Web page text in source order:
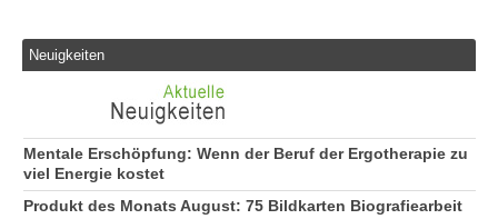
Neuigkeiten
Mentale Erschöpfung: Wenn der Beruf der Ergotherapie zu
viel Energie kostet
Produkt des Monats August: 75 Bildkarten Biografiearbeit